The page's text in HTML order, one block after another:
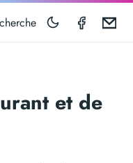
et de